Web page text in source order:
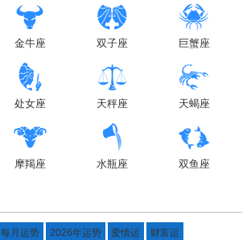
金牛座 双子座 巨蟹座
处女座 天秤座 天蝎座
摩羯座 水瓶座 双鱼座
每月运势 2026年运势 爱情运 财富运